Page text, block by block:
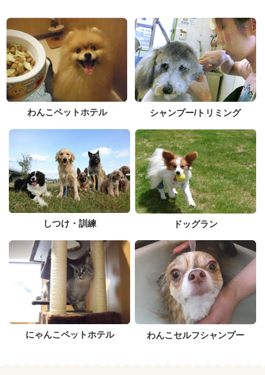
わんこペットホテル シャンプー/トリミング
しつけ・訓練 ドッグラン
にゃんこペットホテル わんこセルフシャンプー